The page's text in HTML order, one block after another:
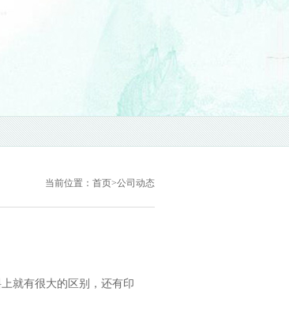
当前位置： 首页>公司动态
就有很大的区别，还有印